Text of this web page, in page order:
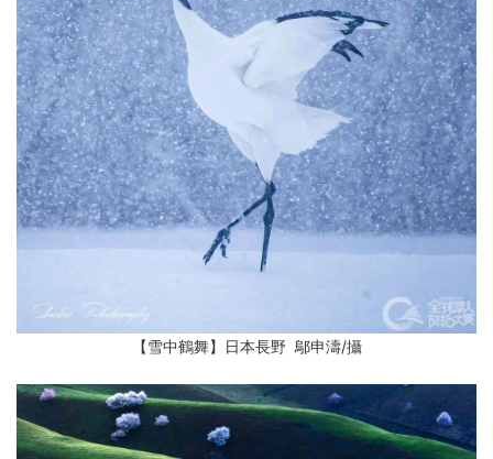
【雪中鶴舞】日本長野 鄔申濤/攝